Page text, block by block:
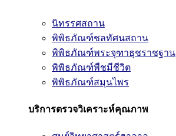
นิทรรศสถาน
พิพิธภัณฑ์ชลทัศนสถาน
พิพิธภัณฑ์พระจุฑาธุชราชฐาน
พิพิธภัณฑ์พืชมีชีวิต
พิพิธภัณฑ์สมุนไพร
บริการตรวจวิเคราะห์คุณภาพ